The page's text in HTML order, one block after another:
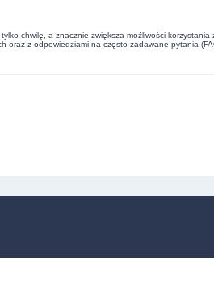
chwilę, a znacznie zwiększa możliwości
z odpowiedziami na często zadawane pytania